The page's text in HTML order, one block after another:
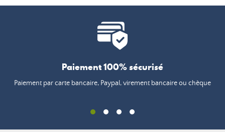
Paiement 100% sécurisé
Paiement par carte bancaire, Paypal, virement bancaire ou chèque